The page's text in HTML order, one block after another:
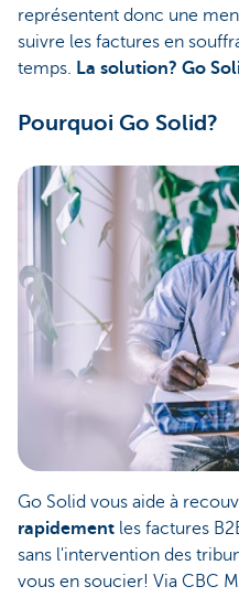
représentent donc une
suivre les factures en
temps. La solution? Go
Pourquoi Go Solid?
Go Solid vous aide à
rapidement les factures
sans l'intervention des
vous en soucier! Via CBC